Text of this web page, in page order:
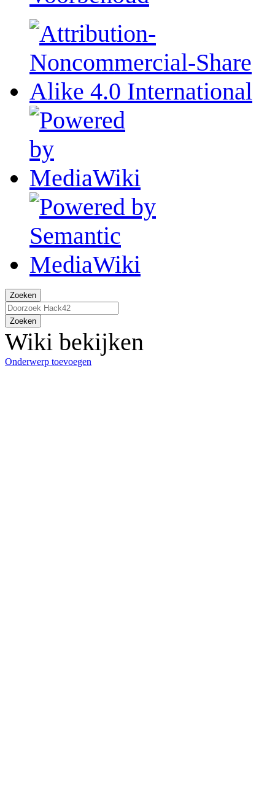
Zoeken
Zoeken
Wiki bekijken
Onderwerp toevoegen